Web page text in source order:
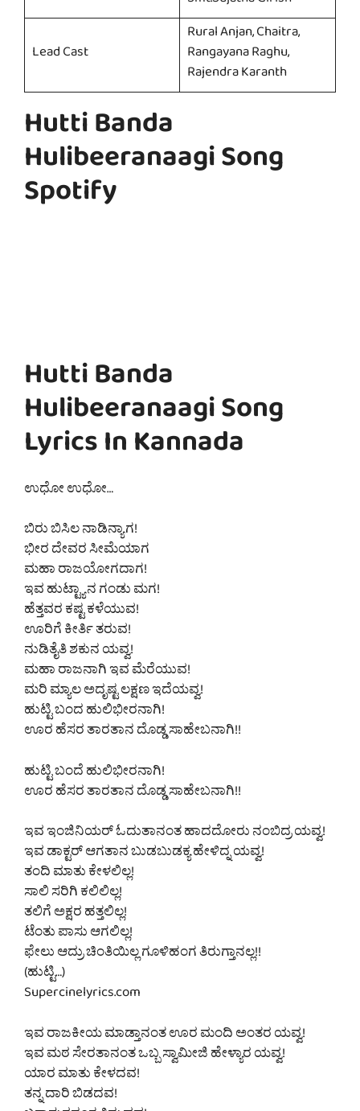
Lead Cast
Rural Anjan, Chaitra,
Rangayana Raghu,
Rajendra Karanth
Hutti Banda
Hulibeeranaagi Song
Spotify
Hutti Banda
Hulibeeranaagi Song
Lyrics In Kannada
ಉಧೋ ಉಧೋ…
ಬಿರು ಬಿಸಿಲ ನಾಡಿನ್ಯಾಗ!
ಭೀರ ದೇವರ ಸೀಮೆಯಾಗ
ಮಹಾ ರಾಜಯೋಗದಾಗ!
ಇವ ಹುಟ್ಟ್ಯಾನ ಗಂಡು ಮಗ!
ಹೆತ್ತವರ ಕಷ್ಟ ಕಳೆಯುವ!
ಊರಿಗೆ ಕೀರ್ತಿ ತರುವ!
ನುಡಿತೈತಿ ಶಕುನ ಯವ್ವ!
ಮಹಾ ರಾಜನಾಗಿ ಇವ ಮೆರೆಯುವ!
ಮರಿ ಮ್ಯಾಲ ಅದೃಷ್ಟ ಲಕ್ಷಣ ಇದೆಯವ್ವ!
ಹುಟ್ಟಿ ಬಂದ ಹುಲಿಭೀರನಾಗಿ!
ಊರ ಹೆಸರ ತಾರತಾನ ದೊಡ್ಡ ಸಾಹೇಬನಾಗಿ!!
ಹುಟ್ಟಿ ಬಂದೆ ಹುಲಿಭೀರನಾಗಿ!
ಊರ ಹೆಸರ ತಾರತಾನ ದೊಡ್ಡ ಸಾಹೇಬನಾಗಿ!!
ಇವ ಇಂಜಿನಿಯರ್ ಓದುತಾನಂತ ಹಾದದೋರು ನಂಬಿದ್ರ ಯವ್ವ!
ಇವ ಡಾಕ್ಟರ್ ಆಗತಾನ ಬುಡಬುಡಕ್ಯ ಹೇಳಿದ್ನ ಯವ್ವ!
ತಂದಿ ಮಾತು ಕೇಳಲಿಲ್ಲ!
ಸಾಲಿ ಸರಿಗಿ ಕಲಿಲಿಲ್ಲ!
ತಲಿಗೆ ಅಕ್ಷರ ಹತ್ತಲಿಲ್ಲ!
ಟೆಂತು ಪಾಸು ಆಗಲಿಲ್ಲ!
ಫೇಲು ಆದ್ರು ಚಿಂತಿಯಿಲ್ಲ ಗೂಳಿಹಂಗ ತಿರುಗ್ತಾನಲ್ಲ!!
(ಹುಟ್ಟಿ…)
Supercinelyrics.com
ಇವ ರಾಜಕೀಯ ಮಾಡ್ತಾನಂತ ಊರ ಮಂದಿ ಅಂತರ ಯವ್ವ!
ಇವ ಮಠ ಸೇರತಾನಂತ ಒಬ್ಬ ಸ್ವಾಮೀಜಿ ಹೇಳ್ಯಾರ ಯವ್ವ!
ಯಾರ ಮಾತು ಕೇಳದವ!
ತನ್ನ ದಾರಿ ಬಿಡದವ!